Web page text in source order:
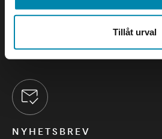
Tillåt urval
tel:08-442 90 00
NYHETSBREV